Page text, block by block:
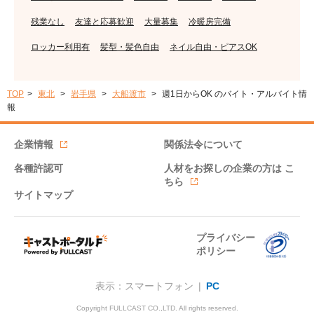
残業なし 友達と応募歓迎 大量募集 冷暖房完備
ロッカー利用有 髪型・髪色自由 ネイル自由・ピアスOK
TOP 東北 岩手県 大船渡市
週1日からOK のバイト・アルバイト情
報
企業情報 関係法令について
各種許認可 人材をお探しの企業の方は こ
ちら
サイトマップ
プライバシー
ポリシー
表示：スマートフォン | PC
Copyright FULLCAST CO.,LTD. All rights reserved.